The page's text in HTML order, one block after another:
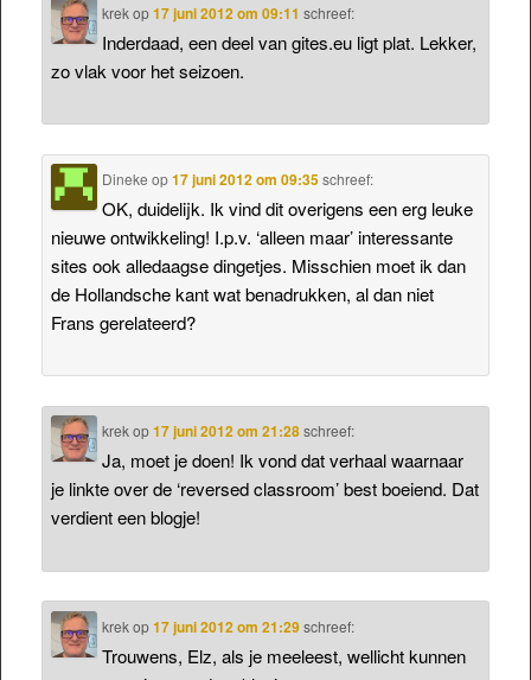
krekop17 juni 2012 om 09:11 schreef:
Inderdaad, een deel van gites.eu ligt plat. Lekker,
zo vlak voor het seizoen.
Dineke op17 juni 2012 om 09:35 schreef:
OK, duidelijk. Ik vind dit overigens een erg leuke
nieuwe ontwikkeling! I.p.v. ‘alleen maar’ interessante
sites ook alledaagse dingetjes. Misschien moet ik dan
de Hollandsche kant wat benadrukken, al dan niet
Frans gerelateerd?
krekop17 juni 2012 om 21:28 schreef:
Ja, moet je doen! Ik vond dat verhaal waarnaar
je linkte over de ‘reversed classroom’ best boeiend. Dat
verdient een blogje!
krekop17 juni 2012 om 21:29 schreef:
Trouwens, Elz, als je meeleest, wellicht kunnen